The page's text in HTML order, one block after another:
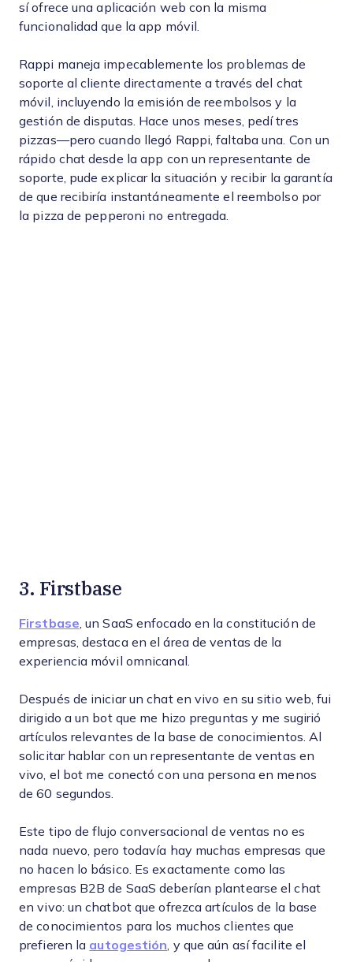
sí ofrece una aplicación web con la misma
funcionalidad que la app móvil.
Rappi maneja impecablemente los problemas de
soporte al cliente directamente a través del chat
móvil, incluyendo la emisión de reembolsos y la
gestión de disputas. Hace unos meses, pedí tres
pizzas—pero cuando llegó Rappi, faltaba una. Con un
rápido chat desde la app con un representante de
soporte, pude explicar la situación y recibir la garantía
de que recibiría instantáneamente el reembolso por
la pizza de pepperoni no entregada.
3. Firstbase
Firstbase , un SaaS enfocado en la constitución de
empresas, destaca en el área de ventas de la
experiencia móvil omnicanal.
Después de iniciar un chat en vivo en su sitio web, fui
dirigido a un bot que me hizo preguntas y me sugirió
artículos relevantes de la base de conocimientos. Al
solicitar hablar con un representante de ventas en
vivo, el bot me conectó con una persona en menos
de 60 segundos.
Este tipo de flujo conversacional de ventas no es
nada nuevo, pero todavía hay muchas empresas que
no hacen lo básico. Es exactamente como las
empresas B2B de SaaS deberían plantearse el chat
en vivo: un chatbot que ofrezca artículos de la base
de conocimientos para los muchos clientes que
prefieren la autogestión , y que aún así facilite el